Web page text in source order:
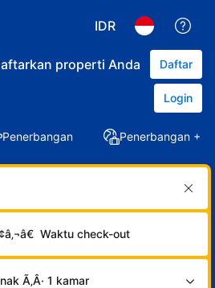
IDR
properti Anda Daftar
Login
Penerbangan Penerbangan +
Waktu check-out
Ã‚Â· 1 kamar